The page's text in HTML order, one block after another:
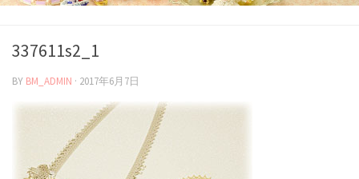
337611s2_1
BY BM_ADMIN · 2017年6月7日